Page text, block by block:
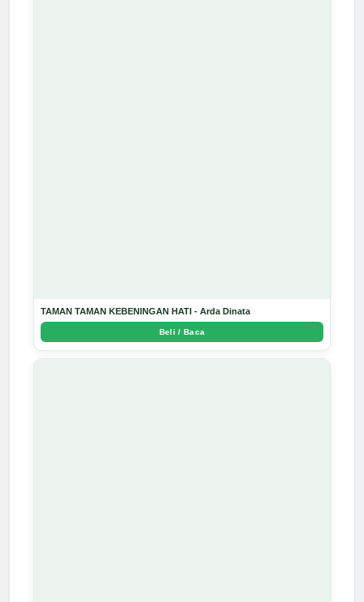
TAMAN TAMAN KEBENINGAN HATI - Arda Dinata
Beli / Baca